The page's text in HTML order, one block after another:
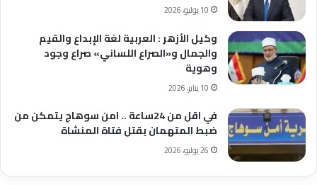
10 يوليو، 2026
وكيل الأزهر : العربية لغة الإبداع والقيم
والجمال و«الصراع اللساني» صراع وجود
وهوية
10 يناير، 2026
في اقل من 24ساعة .. امن سوهاج يتمكن من
ضبط المتهمان بقتل فتاة المنشاة
26 يوليو، 2026